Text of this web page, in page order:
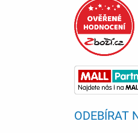
ODEBÍRAT